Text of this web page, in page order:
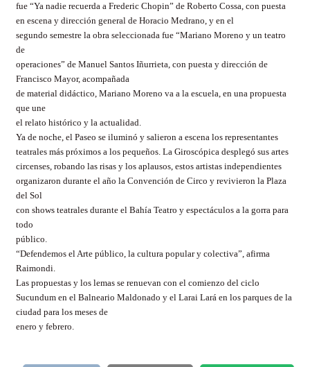
fue “Ya nadie recuerda a Frederic Chopin” de Roberto Cossa, con puesta
en escena y dirección general de Horacio Medrano, y en el
segundo semestre la obra seleccionada fue “Mariano Moreno y un teatro
de
operaciones” de Manuel Santos Iñurrieta, con puesta y dirección de
Francisco Mayor, acompañada
de material didáctico, Mariano Moreno va a la escuela, en una propuesta
que une
el relato histórico y la actualidad.
Ya de noche, el Paseo se iluminó y salieron a escena los representantes
teatrales más próximos a los pequeños. La Giroscópica desplegó sus artes
circenses, robando las risas y los aplausos, estos artistas independientes
organizaron durante el año la Convención de Circo y revivieron la Plaza
del Sol
con shows teatrales durante el Bahía Teatro y espectáculos a la gorra para
todo
público.
“Defendemos el Arte público, la cultura popular y colectiva”, afirma
Raimondi.
Las propuestas y los lemas se renuevan con el comienzo del ciclo
Sucundum en el Balneario Maldonado y el Larai Lará en los parques de la
ciudad para los meses de
enero y febrero.